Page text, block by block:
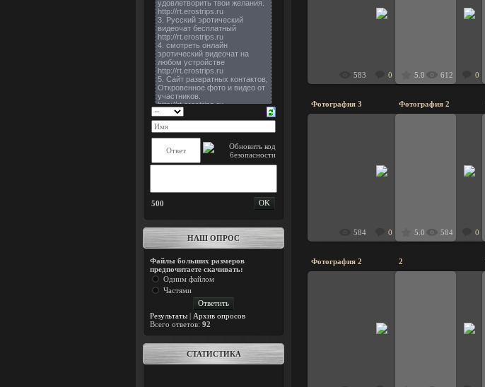
500
НАШ ОПРОС
Файлы больших размеров
предпочитаете скачивать:
Одним файлом
Частями
Результаты | Архив опросов
Всего ответов: 92
СТАТИСТИКА
583 0 5.0 612 0
Фотография 3
584 0 5.0
Фотография 2
584 0
Фотография 2 2